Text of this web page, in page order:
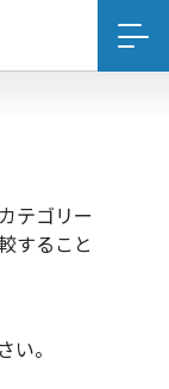
テゴリー
すること
。